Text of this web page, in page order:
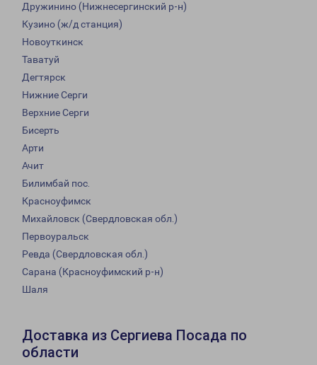
Дружинино (Нижнесергинский р-н)
Кузино (ж/д станция)
Новоуткинск
Таватуй
Дегтярск
Нижние Серги
Верхние Серги
Бисерть
Арти
Ачит
Билимбай пос.
Красноуфимск
Михайловск (Свердловская обл.)
Первоуральск
Ревда (Свердловская обл.)
Сарана (Красноуфимский р-н)
Шаля
Доставка из Сергиева Посада по
области